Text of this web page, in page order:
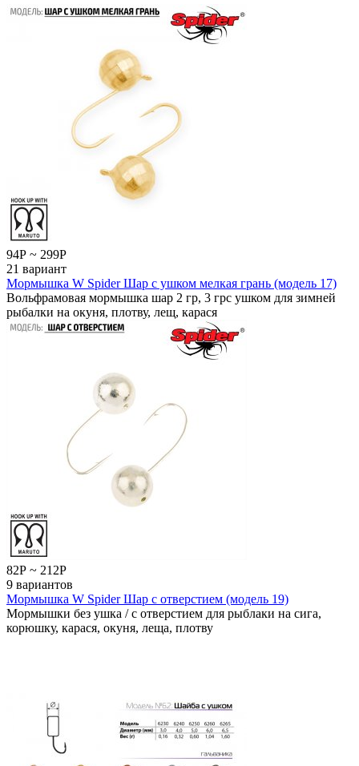
94Р ~ 299Р
21 вариант
Мормышка W Spider Шар с ушком мелкая грань (модель 17)
Вольфрамовая мормышка шар 2 гр, 3 грс ушком для зимней
рыбалки на окуня, плотву, лещ, карася
82Р ~ 212Р
9 вариантов
Мормышка W Spider Шар с отверстием (модель 19)
Мормышки без ушка / с отверстием для рыблаки на сига,
корюшку, карася, окуня, леща, плотву